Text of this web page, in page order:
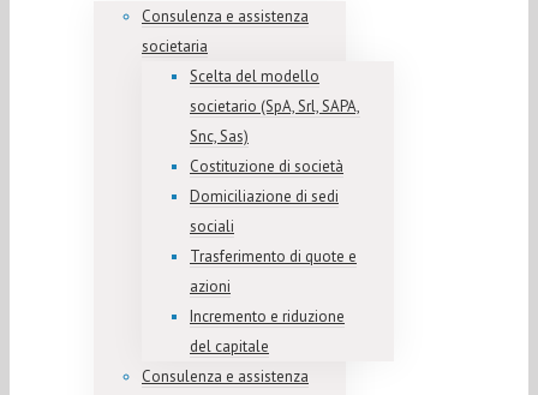
Consulenza e assistenza
societaria
Scelta del modello
societario (SpA, Srl, SAPA,
Snc, Sas)
Costituzione di società
Domiciliazione di sedi
sociali
Trasferimento di quote e
azioni
Incremento e riduzione
del capitale
Consulenza e assistenza